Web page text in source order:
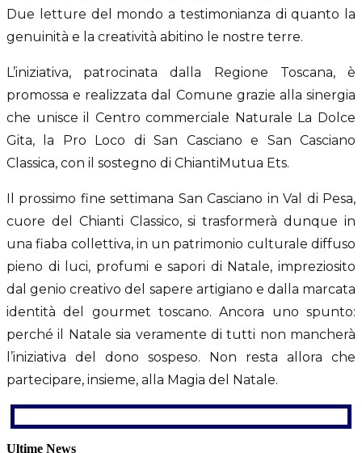
Due letture del mondo a testimonianza di quanto la
genuinità e la creatività abitino le nostre terre.
L’iniziativa, patrocinata dalla Regione Toscana, è
promossa e realizzata dal Comune grazie alla sinergia
che unisce il Centro commerciale Naturale La Dolce
Gita, la Pro Loco di San Casciano e San Casciano
Classica, con il sostegno di ChiantiMutua Ets.
Il prossimo fine settimana San Casciano in Val di Pesa,
cuore del Chianti Classico, si trasformerà dunque in
una fiaba collettiva, in un patrimonio culturale diffuso
pieno di luci, profumi e sapori di Natale, impreziosito
dal genio creativo del sapere artigiano e dalla marcata
identità del gourmet toscano. Ancora uno spunto:
perché il Natale sia veramente di tutti non mancherà
l’iniziativa del dono sospeso. Non resta allora che
partecipare, insieme, alla Magia del Natale.
Ultime News